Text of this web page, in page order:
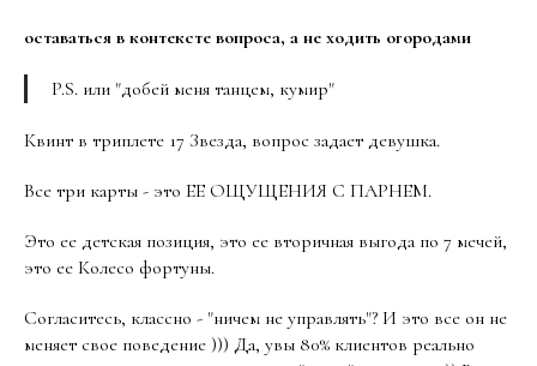
оставаться в контексте вопроса, а не ходить огородами
P.S. или "добей меня танцем, кумир"
Квинт в триплете 17 Звезда, вопрос задает девушка.
Все три карты - это ЕЕ ОЩУЩЕНИЯ С ПАРНЕМ.
Это ее детская позиция, это ее вторичная выгода по 7 мечей,
это ее Колесо фортуны.
Согласитесь, классно - "ничем не управлять"? И это все он не
меняет свое поведение ))) Да, увы 80% клиентов реально